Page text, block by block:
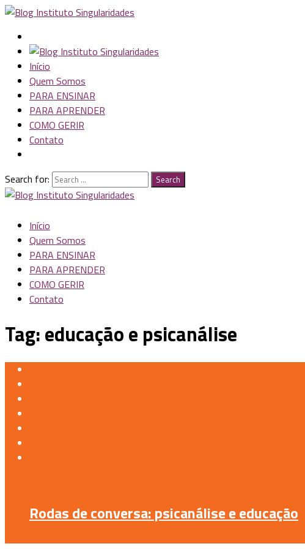
Início
Quem Somos
PARA ENSINAR
PARA APRENDER
COMO GERIR
Contato
Search for: Search
Início
Quem Somos
PARA ENSINAR
PARA APRENDER
COMO GERIR
Contato
Tag:educação e psicanálise
Rodas de conversa: psicanálise e educação